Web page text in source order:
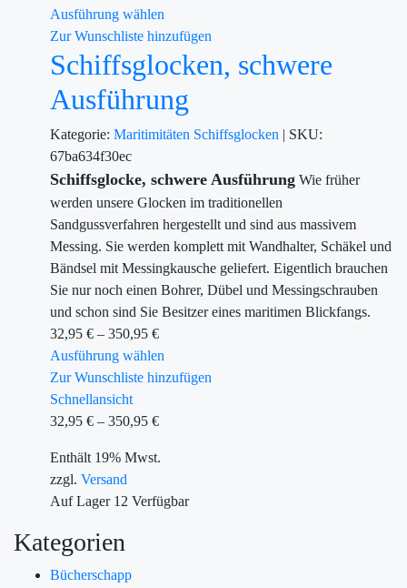
Ausführung wählen
Zur Wunschliste hinzufügen
Schiffsglocken, schwere
Ausführung
Kategorie: Maritimitäten Schiffsglocken | SKU:
67ba634f30ec
Schiffsglocke, schwere Ausführung Wie früher
werden unsere Glocken im traditionellen
Sandgussverfahren hergestellt und sind aus massivem
Messing. Sie werden komplett mit Wandhalter, Schäkel und
Bändsel mit Messingkausche geliefert. Eigentlich brauchen
Sie nur noch einen Bohrer, Dübel und Messingschrauben
und schon sind Sie Besitzer eines maritimen Blickfangs.
32,95 € – 350,95 €
Ausführung wählen
Zur Wunschliste hinzufügen
Schnellansicht
32,95 € – 350,95 €
Enthält 19% Mwst.
zzgl. Versand
Auf Lager12 Verfügbar
Kategorien
Bücherschapp